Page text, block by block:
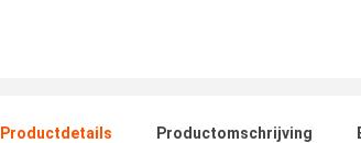
Productdetails Productomschrijving